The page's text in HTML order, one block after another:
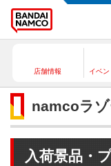
店舗情報 イベ
namcoラ
入荷景品・